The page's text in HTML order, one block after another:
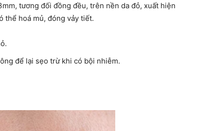
tương đối đồng đều, trên nền da đỏ, xuất hiện
thể hoá mủ, đóng vảy tiết.
để lại sẹo trừ khi có bội nhiễm.